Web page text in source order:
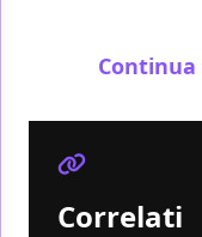
Continua
Correlati